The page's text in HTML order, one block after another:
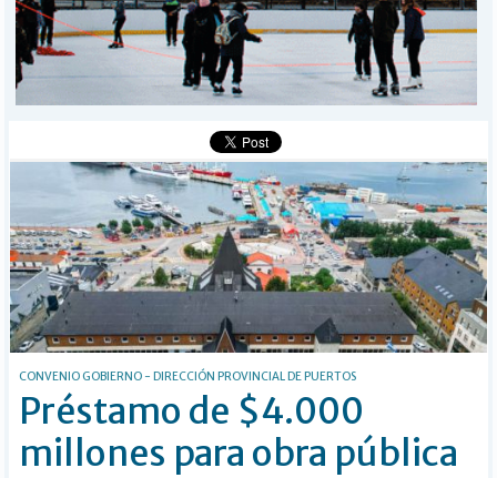
I-DIARIO
MÁS
BÚSQUEDA
CONVENIO GOBIERNO - DIRECCIÓN PROVINCIAL DE PUERTOS
Préstamo de $4.000
millones para obra pública